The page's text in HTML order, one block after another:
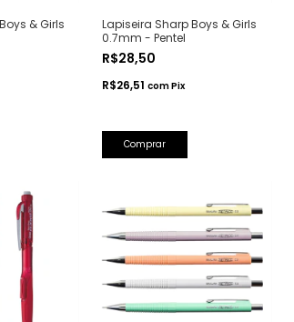
& Girls
Lapiseira Sharp Boys & Girls
0.7mm - Pentel
R$28,50
R$26,51comPix
Comprar